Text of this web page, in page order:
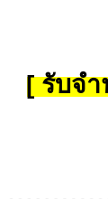
[ รับจ